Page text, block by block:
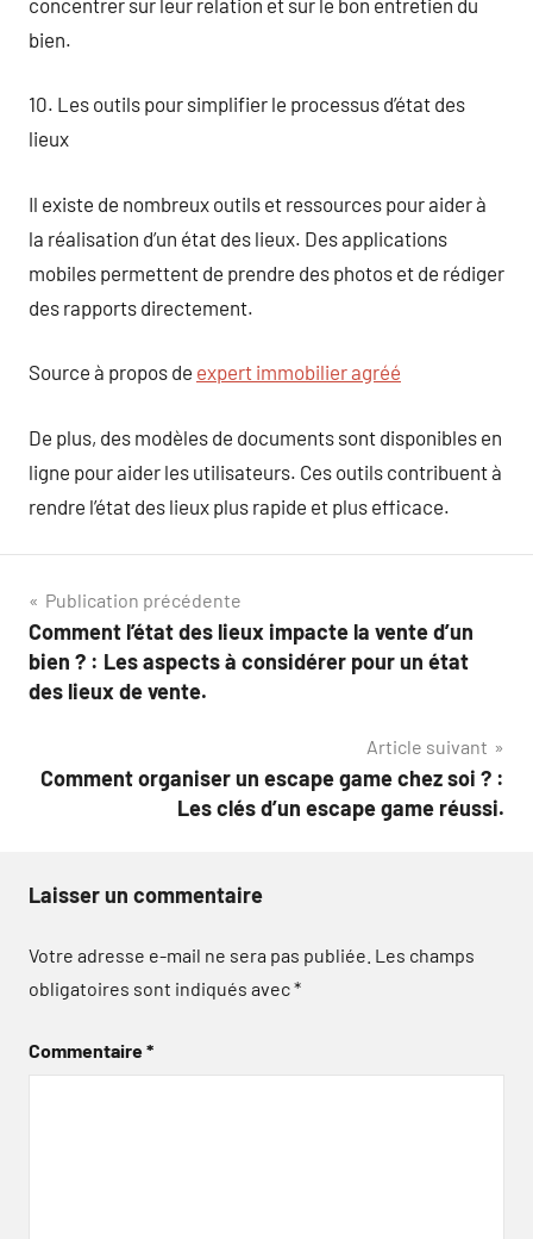
bien.
10. Les outils pour simplifier le processus d’état des
lieux
Il existe de nombreux outils et ressources pour aider à
la réalisation d’un état des lieux. Des applications
mobiles permettent de prendre des photos et de rédiger
des rapports directement.
Source à propos de expert immobilier agréé
De plus, des modèles de documents sont disponibles en
ligne pour aider les utilisateurs. Ces outils contribuent à
rendre l’état des lieux plus rapide et plus efficace.
Navigation
de
l’article
Publication précédente
Comment l’état des lieux impacte la vente d’un
bien ? : Les aspects à considérer pour un état
des lieux de vente.
Article suivant
Comment organiser un escape game chez soi ? :
Les clés d’un escape game réussi.
Laisser un commentaire
Votre adresse e-mail ne sera pas publiée. Les champs
obligatoires sont indiqués avec*
Commentaire*